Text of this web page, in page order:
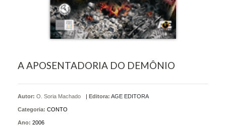
A APOSENTADORIA DO DEMÔNIO
Autor: O. Soria Machado | Editora: AGE EDITORA
Categoria: CONTO
Ano: 2006